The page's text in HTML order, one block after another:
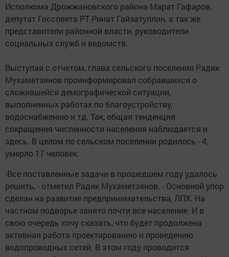
Исполкома Дрожжановского района Марат Гафаров,
депутат Госсовета РТ Ринат Гайзатуллин, а так же
представители районной власти, руководители
социальных служб и ведомств.
Выступая с отчетом, глава сельского поселения Радик
Мухаметзянов проинформировал собравшихся о
сложившейся демографической ситуации,
выполненных работах по благоустройству,
водоснабжению и тд. Так, общая тенденция
сокращения численности населения наблюдается и
здесь. В целом по сельском поселении родилось - 4,
умерло 17 человек.
-Все поставленные задачи в прошедшем году удалось
решить, - отметил Радик Мухаметзянов. - Основной упор
сделан на развитие предпринимательства, ЛПХ. На
частном подворье занято почти все население. И в
свою очередь хочу сказать, что будет продолжена
активная работа проектированию и проведению
водопроводных сетей. В этом году проводится